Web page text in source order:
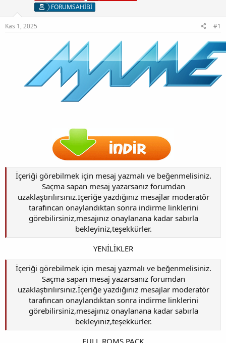
FORUMSAHİBİ
Kas 1, 2025 #1
İçeriği görebilmek için mesaj yazmalı ve beğenmelisiniz.
Saçma sapan mesaj yazarsanız forumdan
uzaklaştırılırsınız.İçeriğe yazdığınız mesajlar moderatör
tarafıncan onaylandıktan sonra indirme linklerini
görebilirsiniz,mesajınız onaylanana kadar sabırla
bekleyiniz,teşekkürler.
YENİLİKLER
İçeriği görebilmek için mesaj yazmalı ve beğenmelisiniz.
Saçma sapan mesaj yazarsanız forumdan
uzaklaştırılırsınız.İçeriğe yazdığınız mesajlar moderatör
tarafıncan onaylandıktan sonra indirme linklerini
görebilirsiniz,mesajınız onaylanana kadar sabırla
bekleyiniz,teşekkürler.